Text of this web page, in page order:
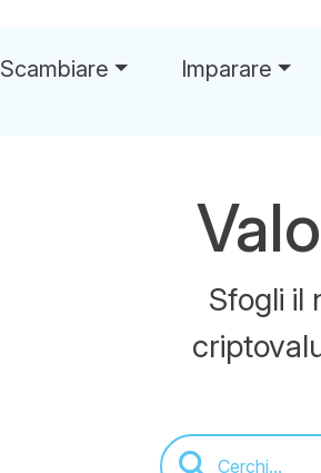
Scambiare Imparare
Sfogli il